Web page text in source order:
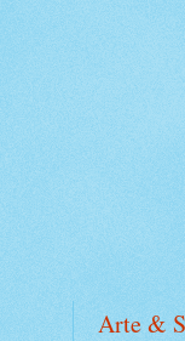
Arte &